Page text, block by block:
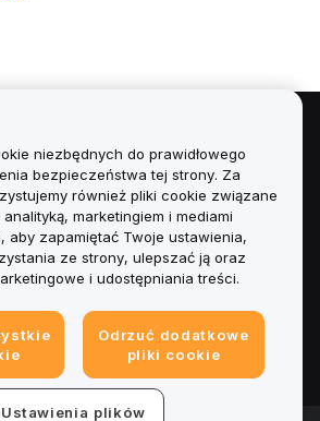
niezbędnych do prawidłowego
bezpieczeństwa tej strony. Za
również pliki cookie związane
marketingiem i mediami
aby zapamiętać Twoje ustawienia,
ze strony, ulepszać ją oraz
i udostępniania treści.
Odrzuć dodatkowe
pliki cookie
Ustawienia plików